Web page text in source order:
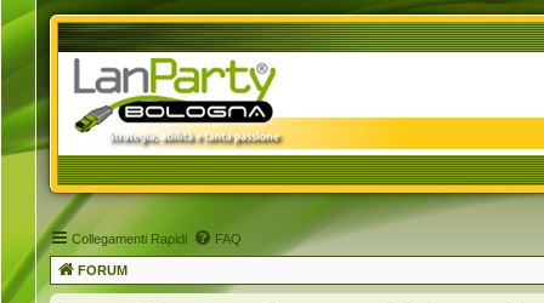
Collegamenti Rapidi FAQ
FORUM